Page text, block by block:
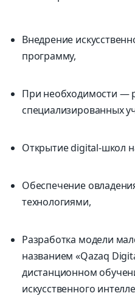
Внедрение
программу,
При необходимости —
специализированных
Открытие digital-школ
Обеспечение
технологиями,
Разработка модели
названием «Qazaq
дистанционном
искусственного